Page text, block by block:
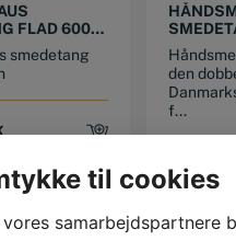
FLAD 600
smedetang
RUNDE
den
f...
299,00
til cookies
samarbejdspartnere